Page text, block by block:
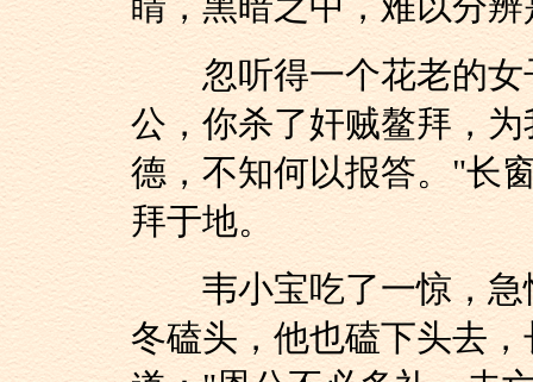
忽听得一个花老的女
公，你杀了奸贼鳌拜，
德，不知何以报答。"长
拜于地。
韦小宝吃了一惊，急
冬磕头，他也磕下头去